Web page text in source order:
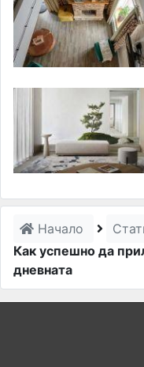
Начало
Как успешно да
дневната